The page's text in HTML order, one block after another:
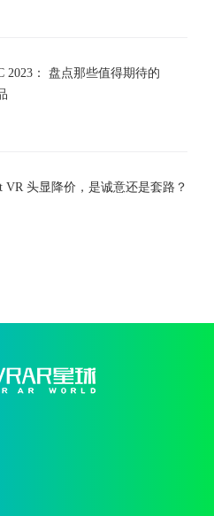
2023： 盘点那些值得期待的
VR 头显降价，是诚意还是套路？